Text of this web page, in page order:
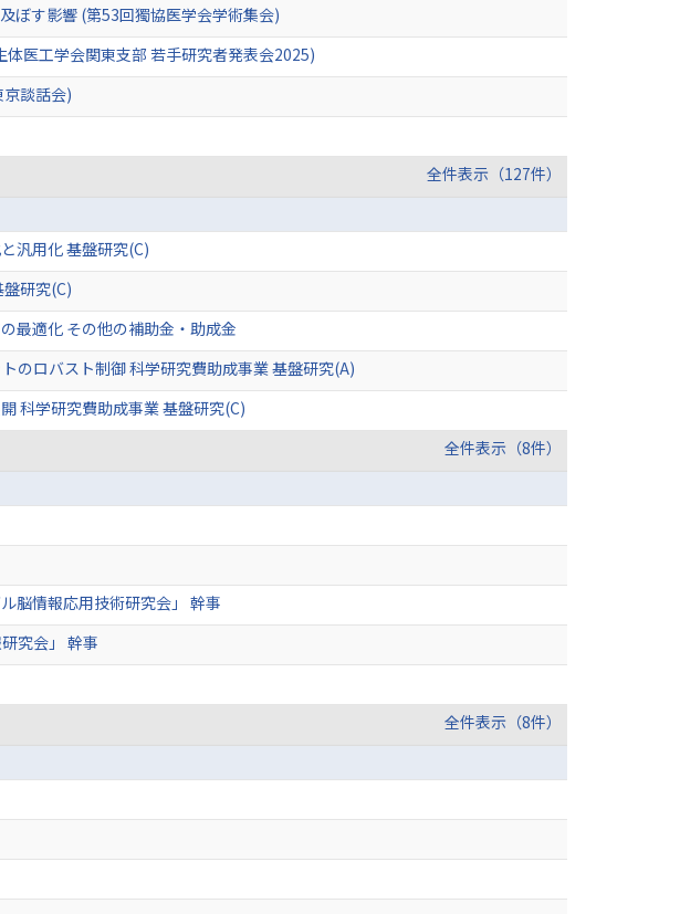
ぼす影響 (第53回獨協医学会学術集会)
医工学会関東支部 若手研究者発表会2025)
談話会)
全件表示（127件）
汎用化 基盤研究(C)
研究(C)
最適化 その他の補助金・助成金
のロバスト制御 科学研究費助成事業 基盤研究(A)
科学研究費助成事業 基盤研究(C)
全件表示（8件）
脳情報応用技術研究会」 幹事
究会」 幹事
全件表示（8件）